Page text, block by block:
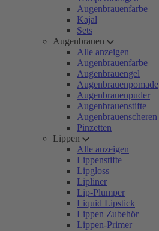
Augenbrauenfarbe
Kajal
Sets
Augenbrauen
Alle anzeigen
Augenbrauenfarbe
Augenbrauengel
Augenbrauenpomade
Augenbrauenpuder
Augenbrauenstifte
Augenbrauenscheren
Pinzetten
Lippen
Alle anzeigen
Lippenstifte
Lipgloss
Lipliner
Lip-Plumper
Liquid Lipstick
Lippen Zubehör
Lippen-Primer